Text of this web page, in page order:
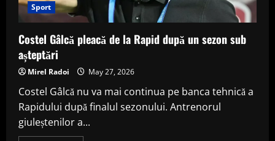
Sport
Costel Gâlcă pleacă de la Rapid după un sezon sub
așteptări
Mirel Radoi May 27, 2026
Costel Gâlcă nu va mai continua pe banca tehnică a
Rapidului după finalul sezonului. Antrenorul
giuleștenilor a...